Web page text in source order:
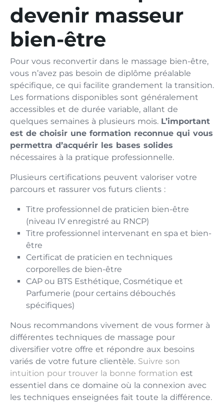
devenir masseur
bien-être
Pour vous reconvertir dans le massage bien-être,
vous n’avez pas besoin de diplôme préalable
spécifique, ce qui facilite grandement la transition.
Les formations disponibles sont généralement
accessibles et de durée variable, allant de
quelques semaines à plusieurs mois. L’important
est de choisir une formation reconnue qui vous
permettra d’acquérir les bases solides
nécessaires à la pratique professionnelle.
Plusieurs certifications peuvent valoriser votre
parcours et rassurer vos futurs clients :
Titre professionnel de praticien bien-être
(niveau IV enregistré au RNCP)
Titre professionnel intervenant en spa et bien-
être
Certificat de praticien en techniques
corporelles de bien-être
CAP ou BTS Esthétique, Cosmétique et
Parfumerie (pour certains débouchés
spécifiques)
Nous recommandons vivement de vous former à
différentes techniques de massage pour
diversifier votre offre et répondre aux besoins
variés de votre future clientèle. Suivre son
intuition pour trouver la bonne formation est
essentiel dans ce domaine où la connexion avec
les techniques enseignées fait toute la différence.